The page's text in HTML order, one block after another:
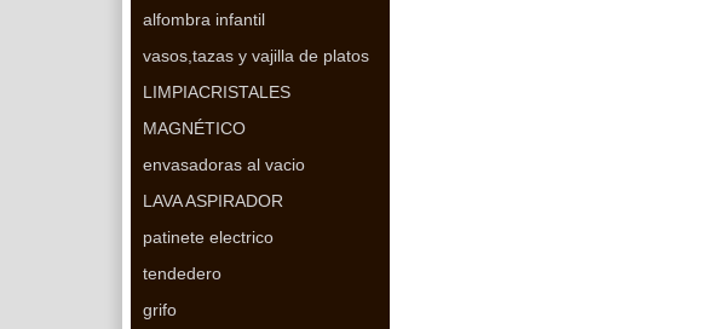
alfombra infantil
vasos,tazas y vajilla de platos
LIMPIACRISTALES
MAGNÉTICO
envasadoras al vacio
LAVA ASPIRADOR
patinete electrico
tendedero
grifo